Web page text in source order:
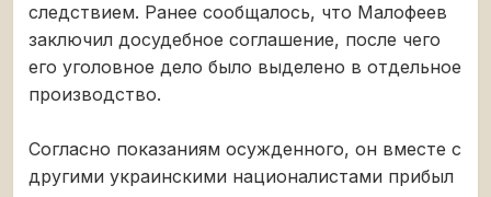
следствием. Ранее сообщалось, что Малофеев
заключил досудебное соглашение, после чего
его уголовное дело было выделено в отдельное
производство.
Согласно показаниям осужденного, он вместе с
другими украинскими националистами прибыл